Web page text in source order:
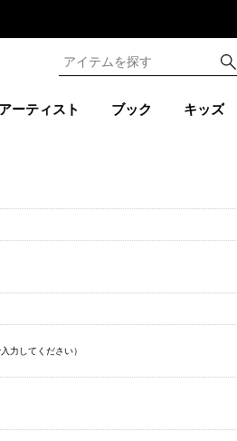
ーティスト ブック キッズ
入力してください）